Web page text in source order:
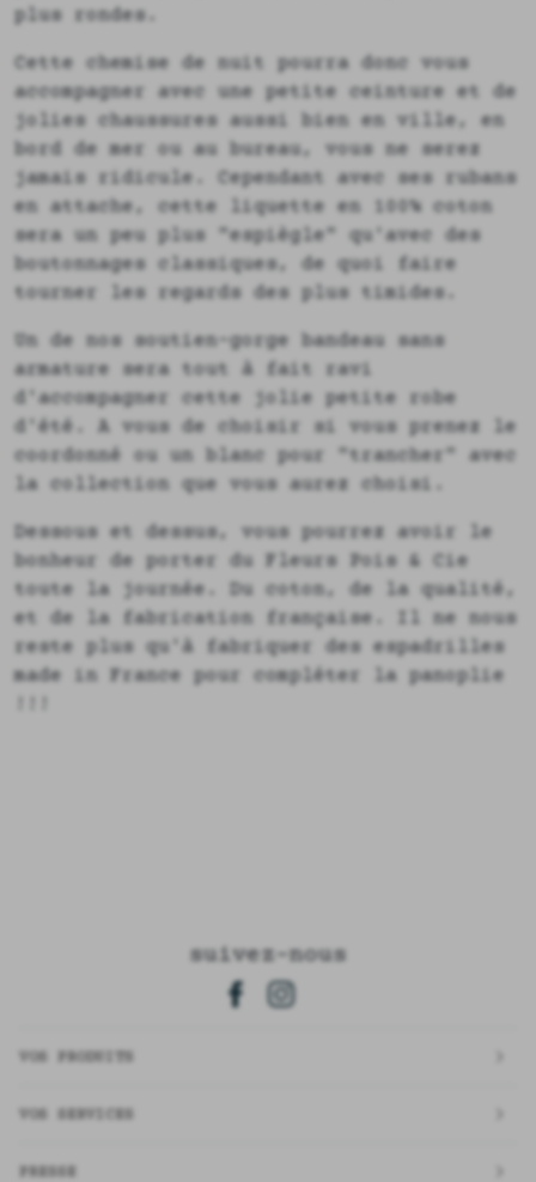
plus rondes.
Cette chemise de nuit pourra donc vous
accompagner avec une petite ceinture et de
jolies chaussures aussi bien en ville, en
bord de mer ou au bureau, vous ne serez
jamais ridicule. Cependant avec ses rubans
en attache, cette liquette en 100% coton
sera un peu plus "espiègle" qu'avec des
boutonnages classiques, de quoi faire
tourner les regards des plus timides.
Un de nos soutien-gorge bandeau sans
armature sera tout à fait ravi
d'accompagner cette jolie petite robe
d'été. A vous de choisir si vous prenez le
coordonné ou un blanc pour "trancher" avec
la collection que vous aurez choisi.
Dessous et dessus, vous pourrez avoir le
bonheur de porter du Fleurs Pois & Cie
toute la journée. Du coton, de la qualité,
et de la fabrication française. Il ne nous
reste plus qu'à fabriquer des espadrilles
made in France pour compléter la panoplie
suivez-nous
VOS PRODUITS
VOS SERVICES
PRESSE